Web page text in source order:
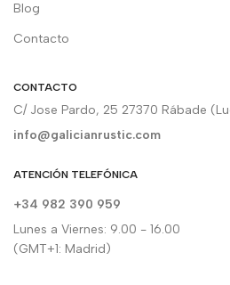
Blog
Contacto
CONTACTO
C/ Jose Pardo, 25 27370 Rábade
info@galicianrustic.com
ATENCIÓN TELEFÓNICA
+34 982 390 959
Lunes a Viernes: 9.00 - 16.00
(GMT+1: Madrid)